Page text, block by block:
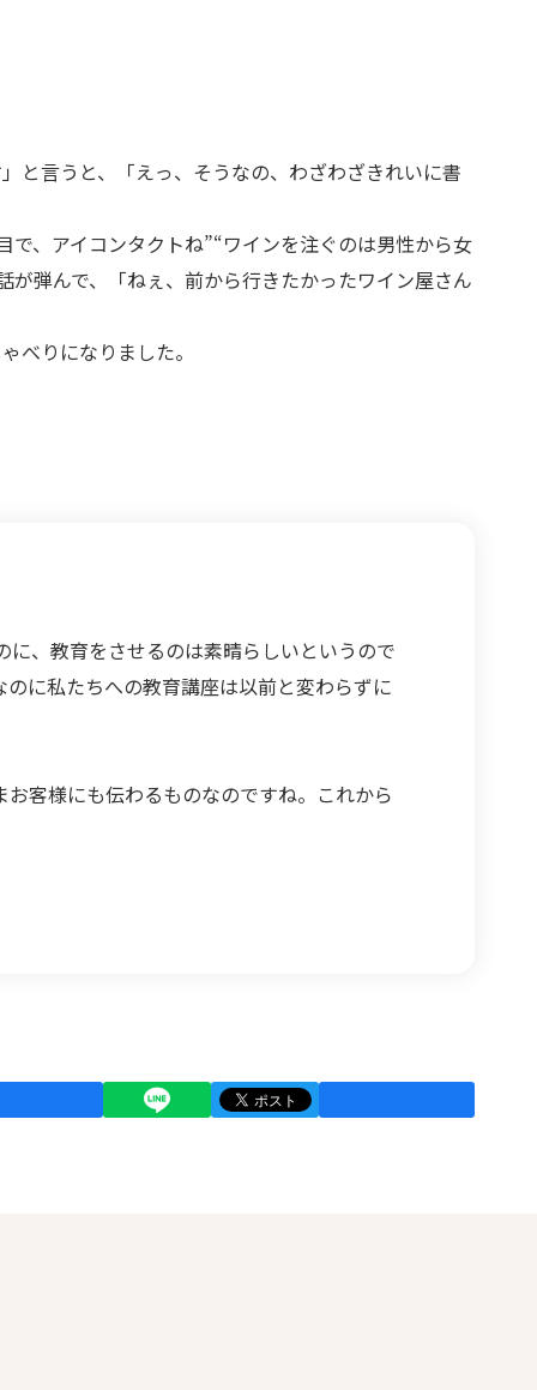
と言うと、「えっ、そうなの、わざわざきれいに書
、アイコンタクトね”“ワインを注ぐのは男性から女
弾んで、「ねぇ、前から行きたかったワイン屋さん
べりになりました。
、教育をさせるのは素晴らしいというので
に私たちへの教育講座は以前と変わらずに
客様にも伝わるものなのですね。これから